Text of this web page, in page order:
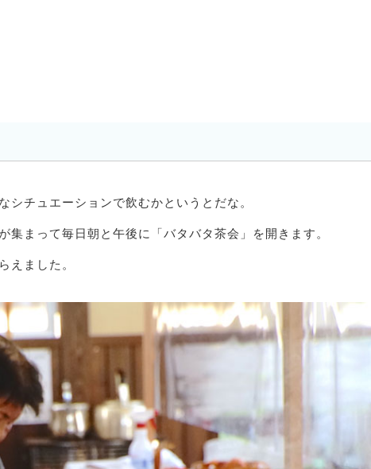
シチュエーションで飲むかというとだな。
まって毎日朝と午後に「バタバタ茶会」を開きます。
えました。